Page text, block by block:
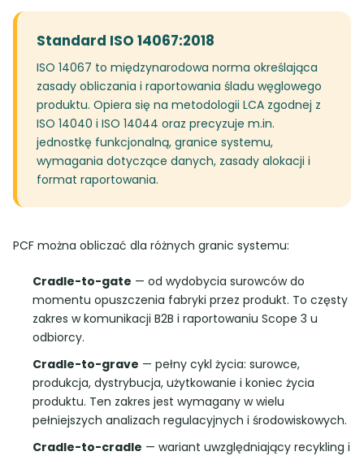
Standard ISO 14067:2018
ISO 14067 to międzynarodowa norma określająca
zasady obliczania i raportowania śladu węglowego
produktu. Opiera się na metodologii LCA zgodnej z
ISO 14040 i ISO 14044 oraz precyzuje m.in.
jednostkę funkcjonalną, granice systemu,
wymagania dotyczące danych, zasady alokacji i
format raportowania.
PCF można obliczać dla różnych granic systemu:
Cradle-to-gate — od wydobycia surowców do
momentu opuszczenia fabryki przez produkt. To częsty
zakres w komunikacji B2B i raportowaniu Scope 3 u
odbiorcy.
Cradle-to-grave — pełny cykl życia: surowce,
produkcja, dystrybucja, użytkowanie i koniec życia
produktu. Ten zakres jest wymagany w wielu
pełniejszych analizach regulacyjnych i środowiskowych.
Cradle-to-cradle — wariant uwzględniający recykling i